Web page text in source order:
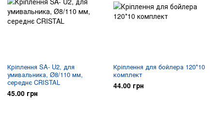
Кріплення SA- U2, для
умивальника, Ø8/110 мм,
середнє CRISTAL
45.00 грн
Кріплення для бойлера 120*10
комплект
44.00 грн